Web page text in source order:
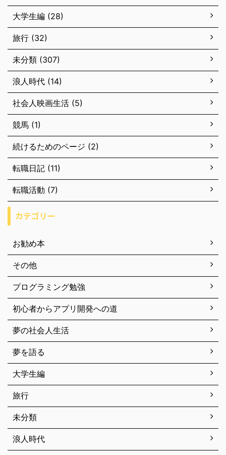
大学生編 (28)
旅行 (32)
未分類 (307)
浪人時代 (14)
社会人映画生活 (5)
競馬 (1)
続けるためのページ (2)
転職日記 (11)
転職活動 (7)
カテゴリー
お勧め本
その他
プログラミング勉強
初心者からアプリ開発への道
夢の社会人生活
夢を語る
大学生編
旅行
未分類
浪人時代